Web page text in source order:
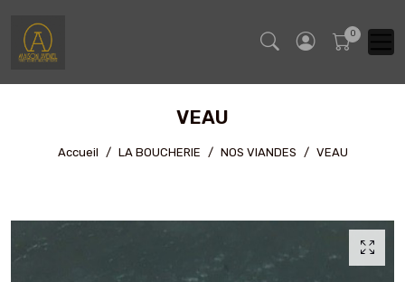
VEAU
Accueil LA BOUCHERIE NOS VIANDES VEAU